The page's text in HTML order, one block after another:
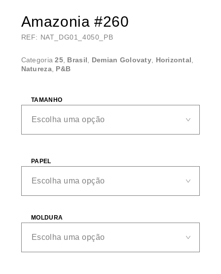
Amazonia #260
REF: NAT_DG01_4050_PB
Categoria25, Brasil Demian Golovaty, Horizontal
Natureza, P&B
TAMANHO
PAPEL
MOLDURA